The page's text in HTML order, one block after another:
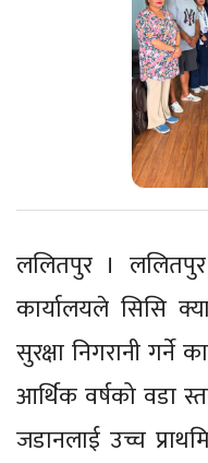
ललितपुर ।
कार्यालयले सिसि
सुरक्षा निगरानी गर्ने
आर्थिक वर्षको वडा
जडानलाई उच्च